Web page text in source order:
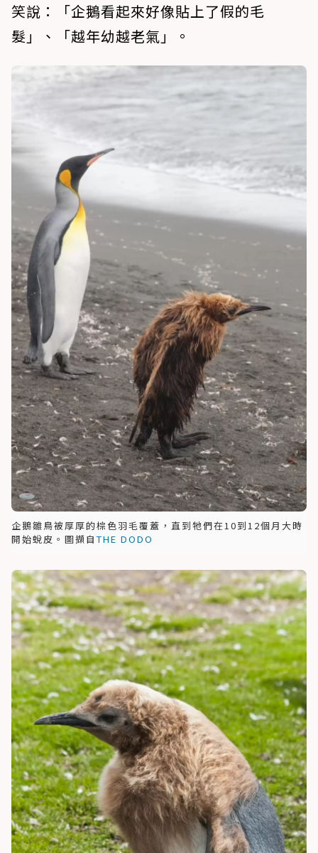
笑說：「企鵝看起來好像貼上了假的毛
髮」、「越年幼越老氣」。
企鵝雛鳥被厚厚的棕色羽毛覆蓋，直到牠們在10到12個月大時
開始蛻皮。圖擷自 THE DODO